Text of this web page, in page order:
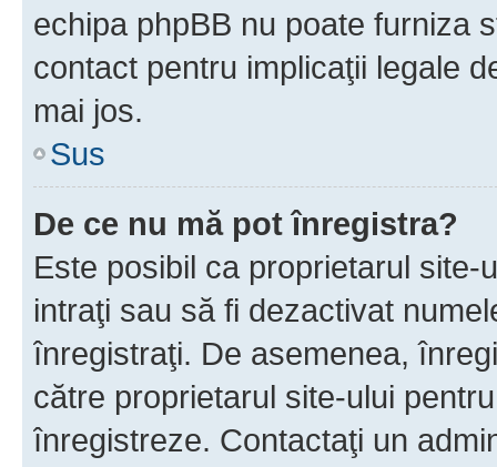
echipa phpBB nu poate furniza
contact pentru implicaţii legale
mai jos.
Sus
De ce nu mă pot înregistra?
Este posibil ca proprietarul
intraţi sau să fi dezactivat
înregistraţi. De asemenea,
către proprietarul site-ului
înregistreze. Contactaţi un